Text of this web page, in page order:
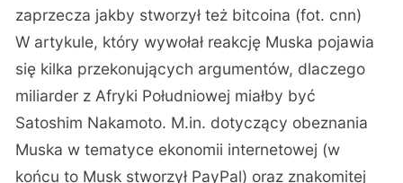
zaprzecza jakby stworzył też bitcoina (fot. cnn)
W artykule, który wywołał reakcję Muska pojawia
się kilka przekonujących argumentów, dlaczego
miliarder z Afryki Południowej miałby być
Satoshim Nakamoto. M.in. dotyczący obeznania
Muska w tematyce ekonomii internetowej (w
końcu to Musk stworzył PayPal) oraz znakomitej